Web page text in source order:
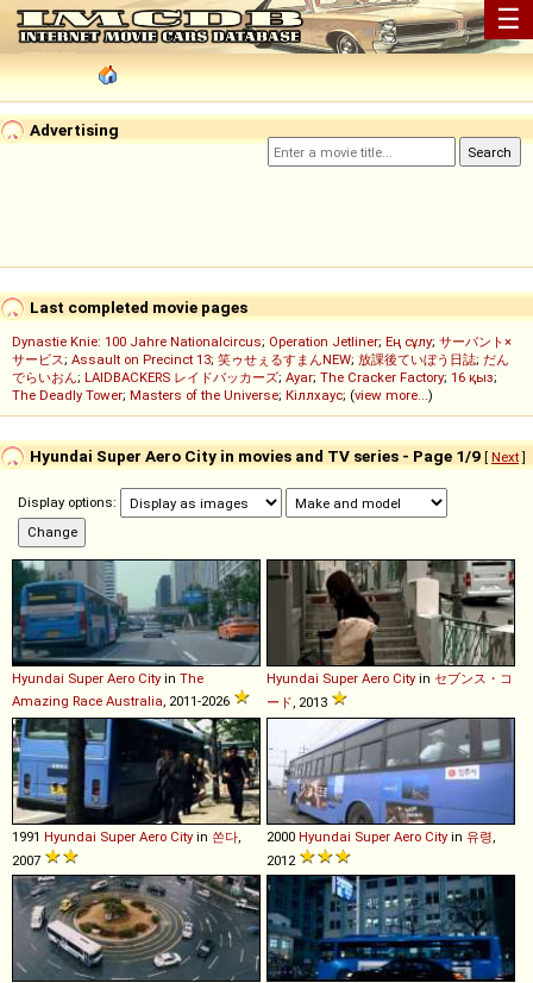
☰
Advertising
Last completed movie pages
Dynastie Knie: 100 Jahre Nationalcircus; Operation Jetliner; Ең сұлу; サーバント×
サービス; Assault on Precinct 13; 笑ゥせぇるすまんNEW; 放課後ていぼう日誌; だん
でらいおん; LAIDBACKERS レイドバッカーズ; Ayar; The Cracker Factory; 16 қыз;
The Deadly Tower; Masters of the Universe; Кіллхаус; (view more...)
Hyundai Super Aero City in movies and TV series - Page 1/9 [ Next]
Display options:
Hyundai Super Aero City in The
Amazing Race Australia , 2011-2026
Hyundai Super Aero City in セブンス・コ
ード , 2013
1991 Hyundai Super Aero City in 쏜다
2007
2000 Hyundai Super Aero City in 유령
2012